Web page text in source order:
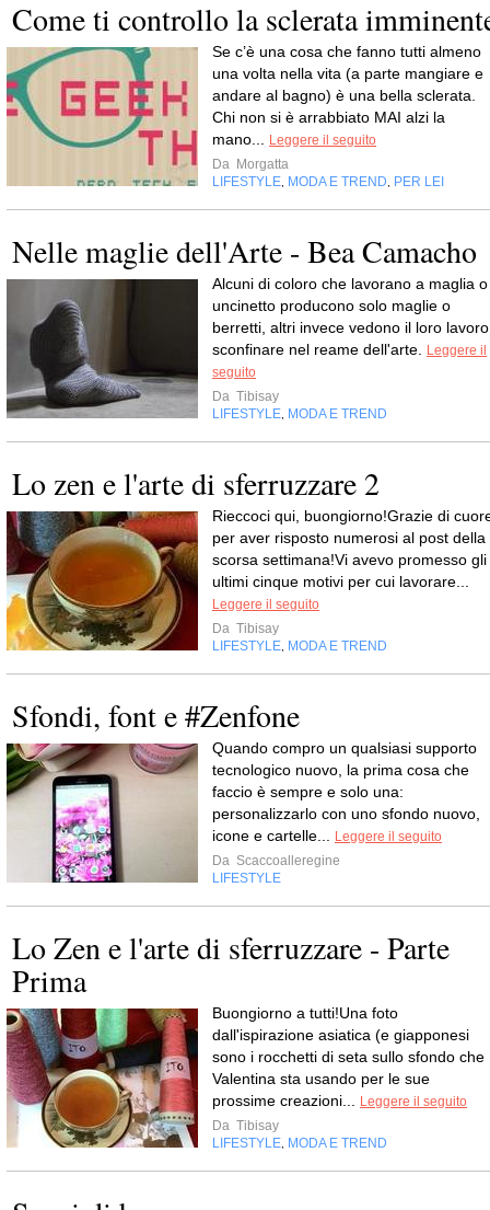
Come ti controllo la sclerata
Se c’è una cosa che fanno tutti almeno
una volta nella vita (a parte mangiare e
andare al bagno) è una bella sclerata.
Chi non si è arrabbiato MAI alzi la
mano... Leggere il seguito
Da Morgatta
LIFESTYLE, MODA E TREND, PER LEI
Nelle maglie dell'Arte - Bea Camacho
Alcuni di coloro che lavorano a maglia o
uncinetto producono solo maglie o
berretti, altri invece vedono il loro lavoro
sconfinare nel reame dell'arte. Leggere il
seguito
Da Tibisay
LIFESTYLE, MODA E TREND
Lo zen e l'arte di sferruzzare 2
Rieccoci qui, buongiorno!Grazie di
per aver risposto numerosi al post della
scorsa settimana!Vi avevo promesso gli
ultimi cinque motivi per cui lavorare...
Leggere il seguito
Da Tibisay
LIFESTYLE, MODA E TREND
Sfondi, font e #Zenfone
Quando compro un qualsiasi supporto
tecnologico nuovo, la prima cosa che
faccio è sempre e solo una:
personalizzarlo con uno sfondo nuovo,
icone e cartelle... Leggere il seguito
Da Scaccoalleregine
LIFESTYLE
Lo Zen e l'arte di sferruzzare - Parte
Prima
Buongiorno a tutti!Una foto
dall'ispirazione asiatica (e giapponesi
sono i rocchetti di seta sullo sfondo che
Valentina sta usando per le sue
prossime creazioni... Leggere il seguito
Da Tibisay
LIFESTYLE, MODA E TREND